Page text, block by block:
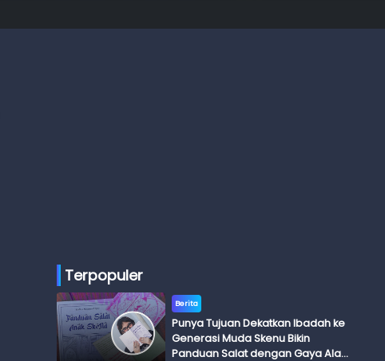
Terpopuler
Berita
Punya Tujuan Dekatkan Ibadah ke
Generasi Muda Skenu Bikin
Panduan Salat dengan Gaya Ala